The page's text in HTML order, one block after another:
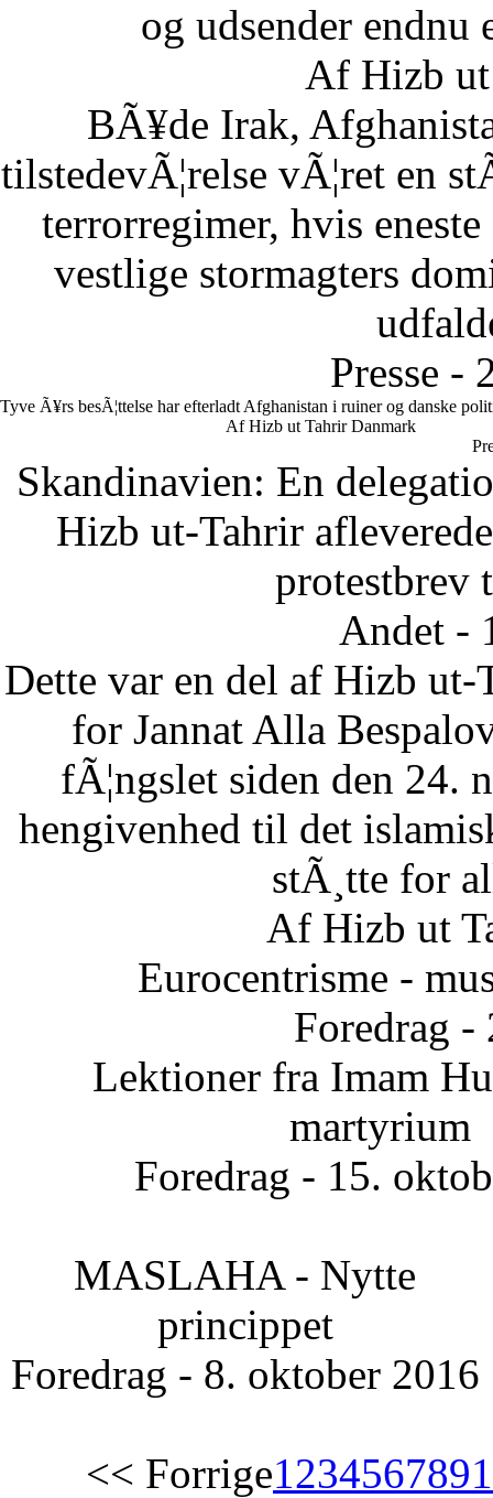
og udsender
Af Hizb
BÃ¥de Irak,
tilstedevÃ¦relse vÃ¦ret en
terrorregimer, hvis
vestlige stormagters
Presse -
Tyve Ã¥rs besÃ¦ttelse har efterladt Afghanistan i ruiner og danske
Af Hizb ut Tahrir Danmark
Skandinavien: En
Hizb ut-Tahrir
protestbrev
Andet -
Dette var en del af Hizb ut-
for Jannat Alla
fÃ¦ngslet siden den 24.
hengivenhed til det
stÃ¸tte for
Af Hizb ut
Eurocentrisme -
Foredrag -
Lektioner fra Imam
martyrium
Foredrag - 15.
MASLAHA - Nytte
princippet
Foredrag - 8. oktober 2016
<< Forrige123456789